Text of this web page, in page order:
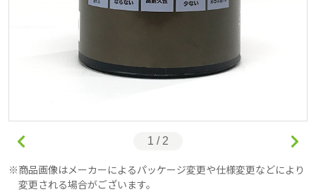
1 / 2
商品画像はメーカーによるパッケージ変更や仕様変更などにより
変更される場合がございます。